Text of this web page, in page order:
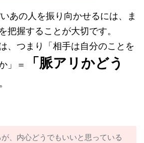
あの人を振り向かせるには、ま
把握することが大切です。
、つまり「相手は自分のことを
」＝
「脈アリかどう
が、内心どうでもいいと思っている